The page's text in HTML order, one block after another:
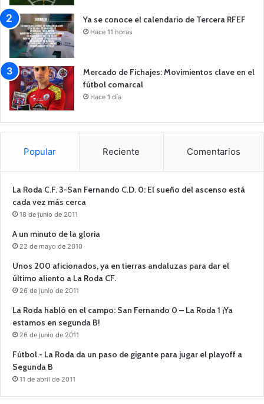
Ya se conoce el calendario de Tercera RFEF
Hace 11 horas
Mercado de Fichajes: Movimientos clave en el
fútbol comarcal
Hace 1 día
Popular Reciente Comentarios
La Roda C.F. 3-San Fernando C.D. 0: El sueño del ascenso está
cada vez más cerca
18 de junio de 2011
A un minuto de la gloria
22 de mayo de 2010
Unos 200 aficionados, ya en tierras andaluzas para dar el
último aliento a La Roda CF.
26 de junio de 2011
La Roda habló en el campo: San Fernando 0 – La Roda 1 ¡Ya
estamos en segunda B!
26 de junio de 2011
Fútbol.- La Roda da un paso de gigante para jugar el playoff a
Segunda B
11 de abril de 2011